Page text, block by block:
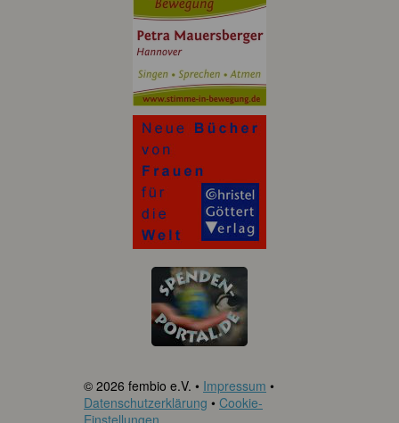
© 2026 fembio e.V. • Impressum •
Datenschutzerklärung • Cookie-